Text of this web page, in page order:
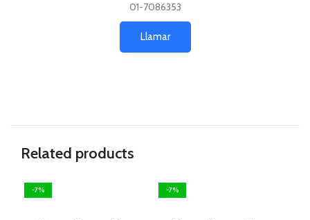
01-7086353
Llamar
Related products
-7% -7%